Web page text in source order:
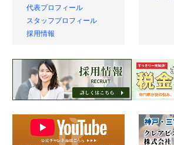
代表プロフィール
スタッフプロフィール
採用情報